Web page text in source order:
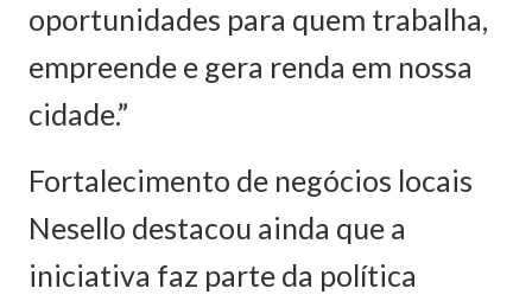
oportunidades para quem trabalha,
empreende e gera renda em nossa
cidade.”
Fortalecimento de negócios locais
Nesello destacou ainda que a
iniciativa faz parte da política